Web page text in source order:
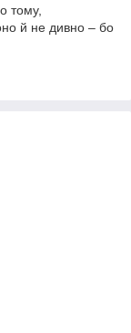
тому,
й не дивно – бо